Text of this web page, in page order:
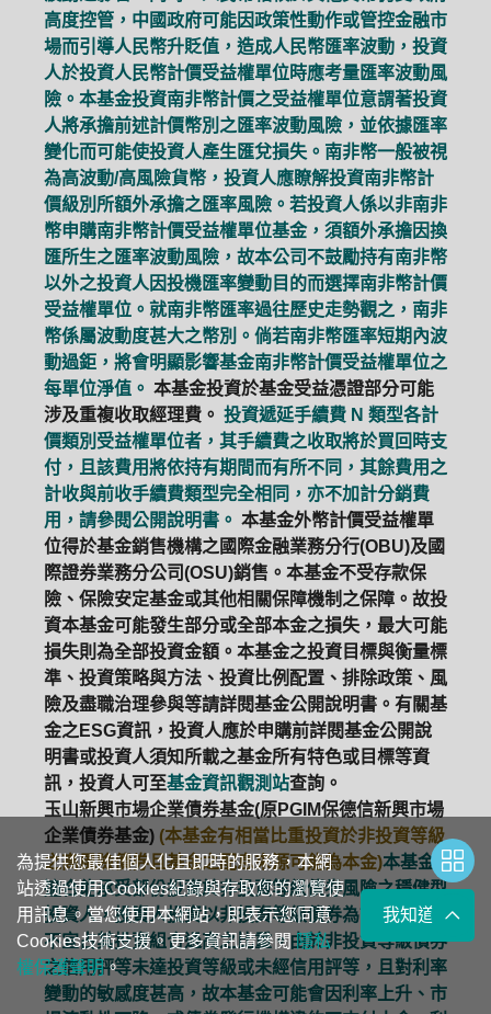
高度控管，中國政府可能因政策性動作或管控金融市
場而引導人民幣升貶值，造成人民幣匯率波動，投資
人於投資人民幣計價受益權單位時應考量匯率波動風
險。本基金投資南非幣計價之受益權單位意謂著投資
人將承擔前述計價幣別之匯率波動風險，並依據匯率
變化而可能使投資人產生匯兌損失。南非幣一般被視
為高波動/高風險貨幣，投資人應瞭解投資南非幣計
價級別所額外承擔之匯率風險。若投資人係以非南非
幣申購南非幣計價受益權單位基金，須額外承擔因換
匯所生之匯率波動風險，故本公司不鼓勵持有南非幣
以外之投資人因投機匯率變動目的而選擇南非幣計價
受益權單位。就南非幣匯率過往歷史走勢觀之，南非
幣係屬波動度甚大之幣別。倘若南非幣匯率短期內波
動過鉅，將會明顯影響基金南非幣計價受益權單位之
每單位淨值。 本基金投資於基金受益憑證部分可能
涉及重複收取經理費。 投資遞延手續費 N 類型各計
價類別受益權單位者，其手續費之收取將於買回時支
付，且該費用將依持有期間而有所不同，其餘費用之
計收與前收手續費類型完全相同，亦不加計分銷費
用，請參閱公開說明書。 本基金外幣計價受益權單
位得於基金銷售機構之國際金融業務分行(OBU)及國
際證券業務分公司(OSU)銷售。本基金不受存款保
險、保險安定基金或其他相關保障機制之保障。故投
資本基金可能發生部分或全部本金之損失，最大可能
損失則為全部投資金額。本基金之投資目標與衡量標
準、投資策略與方法、投資比例配置、排除政策、風
險及盡職治理參與等請詳閱基金公開說明書。有關基
金之ESG資訊，投資人應於申購前詳閱基金公開說
明書或投資人須知所載之基金所有特色或目標等資
訊，投資人可至基金資訊觀測站查詢。
玉山新興市場企業債券基金(原PGIM保德信新興市場
企業債券基金) (本基金有相當比重投資於非投資等級
之高風險債券且基金之配息來源可能為本金)本基金
適合能承受部份投資於非投資等級債券風險之穩健型
投資人，投資人投資以非投資等級債券為訴求之基金
不宜占其投資組合過高之比重。由於非投資等級債券
之信用評等未達投資等級或未經信用評等，且對利率
變動的敏感度甚高，故本基金可能會因利率上升、市
為提供您最佳個人化且即時的服務，本網
站透過使用Cookies紀錄與存取您的瀏覽使
用訊息。當您使用本網站，即表示您同意
Cookies技術支援。更多資訊請參閱隱私
權保護聲明。
我知道了